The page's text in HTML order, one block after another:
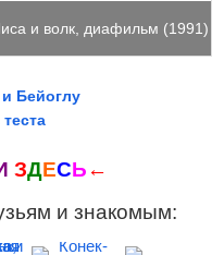
и волк, диафильм (1991)
Бейоглу
ЗДЕСЬ ←
и знакомым: